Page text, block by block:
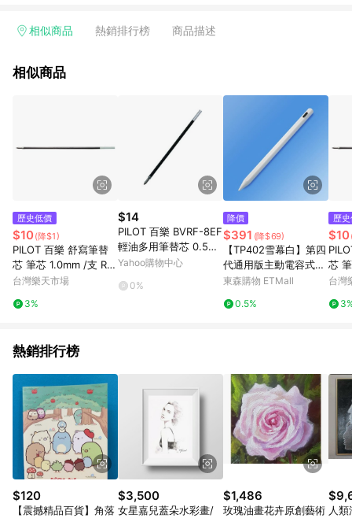
4. 不具回饋資格種類商品：電子禮券。 5. 回饋點數計算將排除訂
錄，相關問題請於保留時間內聯絡客服中心，並由康達盛通生活
話題性或期間限定商品來滿足您的喜好。
相似商品 熱銷排行榜 商品描述
相似商品
歷史低價
$10(降$1)
PILOT 百樂 舒寫筆替
芯 筆芯 1.0mm /支 RF
N-GG-M【APP滿額下
高1500點)】8/31止
台灣樂天市場
3%
$14
PILOT 百樂 BVRF-8EF
輕油多用筆替芯 0.5m
m
Yahoo購物中心
0%
降價
$391 (降$69)
【TP402雪幕白】第四
代通用版主動電容式觸
控筆(附筆尖保護套)
東森購物 ETMall
0.5%
歷
$10
芯
N-
最
台灣
熱銷排行榜
$120
【震撼精品百貨】角落
$3,500
女星嘉兒蓋朵水彩畫/
$1,486
玫瑰油畫花卉原創藝術 人